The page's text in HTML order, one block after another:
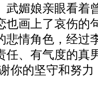
武媚娘亲眼看着
也画上了哀伤的
悲情角色，经过
任、有气度的真
你的坚守和努